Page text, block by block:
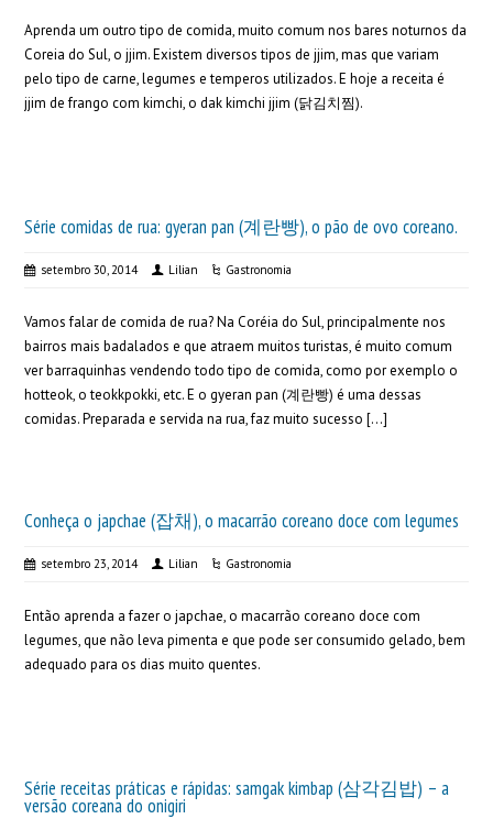
Aprenda um outro tipo de comida, muito comum nos bares noturnos da
Coreia do Sul, o jjim. Existem diversos tipos de jjim, mas que variam
pelo tipo de carne, legumes e temperos utilizados. E hoje a receita é
jjim de frango com kimchi, o dak kimchi jjim (닭김치찜).
Série comidas de rua: gyeran pan (계란빵), o pão de ovo coreano.
setembro 30, 2014 Lilian Gastronomia
Vamos falar de comida de rua? Na Coréia do Sul, principalmente nos
bairros mais badalados e que atraem muitos turistas, é muito comum
ver barraquinhas vendendo todo tipo de comida, como por exemplo o
hotteok, o teokkpokki, etc. E o gyeran pan (계란빵) é uma dessas
comidas. Preparada e servida na rua, faz muito sucesso […]
Conheça o japchae (잡채), o macarrão coreano doce com legumes
setembro 23, 2014 Lilian Gastronomia
Então aprenda a fazer o japchae, o macarrão coreano doce com
legumes, que não leva pimenta e que pode ser consumido gelado, bem
adequado para os dias muito quentes.
Série receitas práticas e rápidas: samgak kimbap (삼각김밥) – a
versão coreana do onigiri